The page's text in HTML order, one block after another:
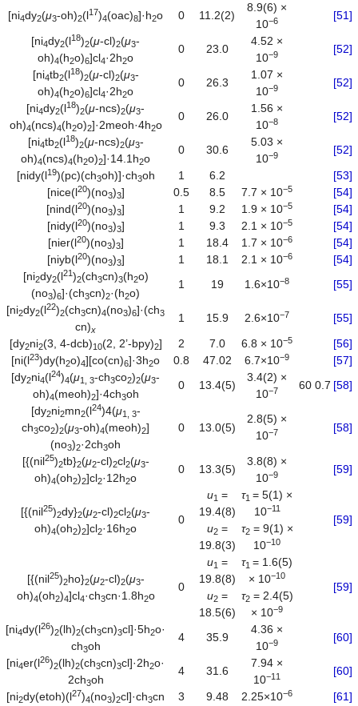
[ni4dy2(μ3-oh)2(l17)4(oac)8]·h2o 0 11.2(2)
8.9(6) ×
10−6
[51]
[ni4dy2(l18)2(μ-cl)2(μ3-
oh)4(h2o)6]cl4·2h2o
0 23.0
4.52 ×
10−9
[52]
[ni4tb2(l18)2(μ-cl)2(μ3-
oh)4(h2o)6]cl4·2h2o
0 26.3
1.07 ×
10−9
[52]
[ni4dy2(l18)2(μ-ncs)2(μ3-
oh)4(ncs)4(h2o)2]·2meoh·4h2o
0 26.0
1.56 ×
10−8
[52]
[ni4tb2(l18)2(μ-ncs)2(μ3-
oh)4(ncs)4(h2o)2]·14.1h2o
0 30.6
5.03 ×
10−9
[52]
[nidy(l19)(pc)(ch3oh)]·ch3oh 1 6.2
[53]
[nice(l20)(no3)3] 0.5 8.5 7.7 × 10−5
[54]
[nind(l20)(no3)3] 1 9.2 1.9 × 10−5
[54]
[nidy(l20)(no3)3] 1 9.3 2.1 × 10−5
[54]
[nier(l20)(no3)3] 1 18.4 1.7 × 10−6
[54]
[niyb(l20)(no3)3] 1 18.1 2.1 × 10−6
[54]
[ni2dy2(l21)2(ch3cn)3(h2o)
(no3)6]·(ch3cn)2·(h2o)
1 19 1.6×10−8
[55]
[ni2dy2(l22)2(ch3cn)4(no3)6]·(ch3
cn)x
1 15.9 2.6×10−7
[55]
[dy2ni2(3, 4-dcb)10(2, 2’-bpy)2] 2 7.0 6.8 × 10−5
[56]
[ni(l23)dy(h2o)4][co(cn)6]·3h2o 0.8 47.02 6.7×10−9
[57]
[dy2ni4(l24)4(μ1, 3-ch3co2)2(μ3-
oh)4(meoh)2]·4ch3oh
0 13.4(5)
3.4(2) ×
10−7 60 0.7 [58]
[dy2ni2mn2(l24)4(μ1, 3-
ch3co2)2(μ3-oh)4(meoh)2]
(no3)2·2ch3oh
0 13.0(5)
2.8(5) ×
10−7 [58]
[{(nil25)2tb}2(μ2-cl)2cl2(μ3-
oh)4(oh2)2]cl2·12h2o
0 13.3(5)
3.8(8) ×
10−9 [59]
[{(nil25)2dy}2(μ2-cl)2cl2(μ3-
oh)4(oh2)2]cl2·16h2o
0
u1 =
19.4(8)
τ1 = 5(1) ×
10−11
[59]
u2=
19.8(3)
τ2= 9(1) ×
10−10
[{(nil25)2ho}2(μ2-cl)2(μ3-
oh)4(oh2)4]cl4·ch3cn·1.8h2o
0
u1 =
19.8(8)
τ1 = 1.6(5)
× 10−10
[59]
u2=
18.5(6)
τ2= 2.4(5)
× 10−9
[ni4dy(l26)2(lh)2(ch3cn)3cl]·5h2o·
ch3oh
4 35.9
4.36 ×
10−9
[60]
[ni4er(l26)2(lh)2(ch3cn)3cl]·2h2o·
2ch3oh
4 31.6
7.94 ×
10−11
[60]
[ni2dy(etoh)(l27)4(no3)2cl]·ch3cn 3 9.48 2.25×10−6
[61]